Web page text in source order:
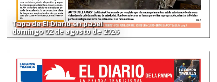
Tapa de El Diario en papel
domingo 02 de agosto de 2026